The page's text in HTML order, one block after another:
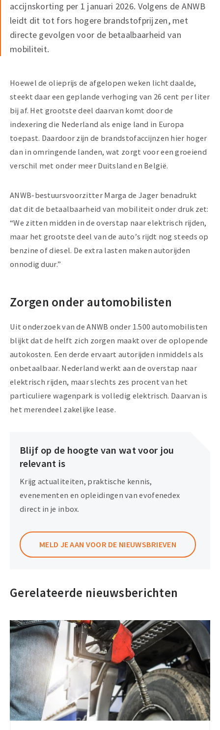
accijnskorting per 1 januari 2026. Volgens de ANWB
leidt dit tot fors hogere brandstofprijzen, met
directe gevolgen voor de betaalbaarheid van
mobiliteit.
Hoewel de olieprijs de afgelopen weken licht daalde,
steekt daar een geplande verhoging van 26 cent per liter
bij af. Het grootste deel daarvan komt door de
indexering die Nederland als enige land in Europa
toepast. Daardoor zijn de brandstofaccijnzen hier hoger
dan in omringende landen, wat zorgt voor een groeiend
verschil met onder meer Duitsland en België.
ANWB-bestuursvoorzitter Marga de Jager benadrukt
dat dit de betaalbaarheid van mobiliteit onder druk zet:
“We zitten midden in de overstap naar elektrisch rijden,
maar het grootste deel van de auto’s rijdt nog steeds op
benzine of diesel. De extra lasten maken autorijden
onnodig duur.”
Zorgen onder automobilisten
Uit onderzoek van de ANWB onder 1.500 automobilisten
blijkt dat de helft zich zorgen maakt over de oplopende
autokosten. Een derde ervaart autorijden inmiddels als
onbetaalbaar. Nederland werkt aan de overstap naar
elektrisch rijden, maar slechts zes procent van het
particuliere wagenpark is volledig elektrisch. Daarvan is
het merendeel zakelijke lease.
Blijf op de hoogte van wat voor jou
relevant is
Krijg actualiteiten, praktische kennis,
evenementen en opleidingen van evofenedex
direct in je inbox.
MELD JE AAN VOOR DE NIEUWSBRIEVEN
Gerelateerde nieuwsberichten